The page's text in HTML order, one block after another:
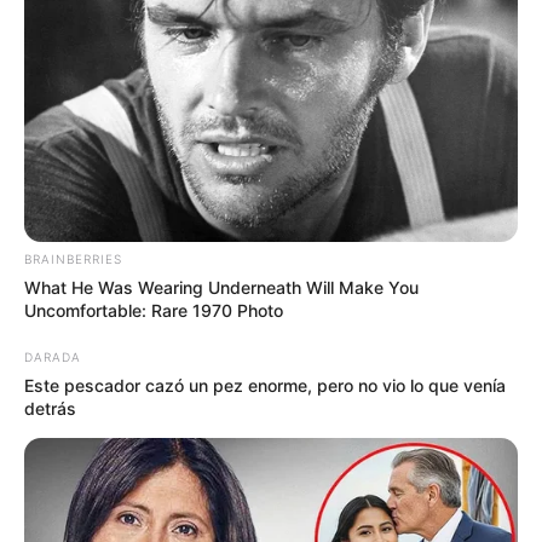
MANTÉNGASE EN ALERTA
Tenemos todas las noticias que le
interesan. Para estar bien informado, por
favor, active las notificaciones de Alerta.
ACTIVAR AHORA
TEMAS DESTACADOS
EMERGENCIAS POR LLUVIAS
METRO DE MEDELLÍN
ELECCIONES PRESIDENCIALES
MARINILLA - ANTIOQUIA
EPM
BRAINBERRIES
What He Was Wearing Underneath Will Make You
Uncomfortable: Rare 1970 Photo
DARADA
Este pescador cazó un pez enorme, pero no vio lo que venía
detrás